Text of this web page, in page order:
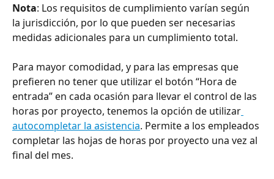
Nota: Los requisitos de cumplimiento varían según
la jurisdicción, por lo que pueden ser necesarias
medidas adicionales para un cumplimiento total.
Para mayor comodidad, y para las empresas que
prefieren no tener que utilizar el botón “Hora de
entrada” en cada ocasión para llevar el control de las
horas por proyecto, tenemos la opción de utilizar
autocompletar la asistencia. Permite a los empleados
completar las hojas de horas por proyecto una vez al
final del mes.